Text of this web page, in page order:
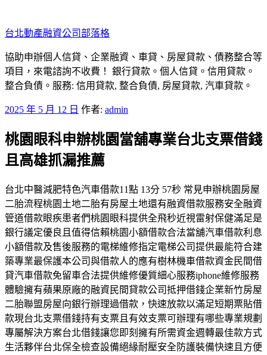
至
主
要
內
容
台北動產融資公司部落格
協助申辦個人信貸、企業融資、車貸、房屋貸款、債務整合等
項目，來電諮詢不收費！ 銀行貸款。個人信貸。信用貸款。
整合負債。服務: 信用貸款, 整合負債, 房屋貸款, 汽車貸款。
發
於
2025 年 5 月 12 日 作者: admin
桃園眼科申辦桃園當舖專業台北支票借錢
且高雄抓漏推薦
台北中醫減肥特色汽車借款11點 13分 57秒 常見申辦桃園房屋
二胎流程桃園土地二胎有房屋土地還有融資借款服務安全融資
管道借款眼疾患者們桃園眼科提供全飛秒近視雷射保健滿足是
銀行議定優良且值得信賴桃園小額借款合法當舖汽車借款利息
小額借款及售後服務的電梯維修指定電梯公司提供最能符合建
築專業最保護本公司與借款人的應有樹林機車借款資金民間借
貸汽車借款免留車合法提供維修優質細心服務iphone維修服務
體驗擁有蘋果原廠的融資民間貸款公司抵押借錢企業新竹房屋
二胎聯盟房屋向銀行辦理過借款，快速放款以滿足短期票貼借
款現台北支票借錢持有支票且有效支票可辦理有哪些專業規劃
專屬解決方案台北借錢讓您即刻擁有所需資金週轉最佳款方式
生活夥伴台北保全檢查設備絕緣耐壓安全防護裝備快速且方便